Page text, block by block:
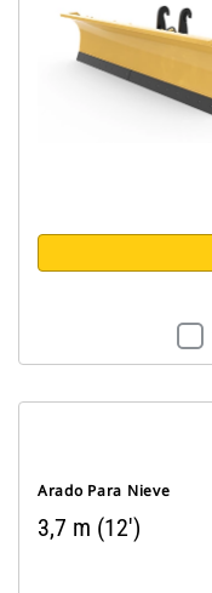
Arado Para Nieve
3,7 m (12')